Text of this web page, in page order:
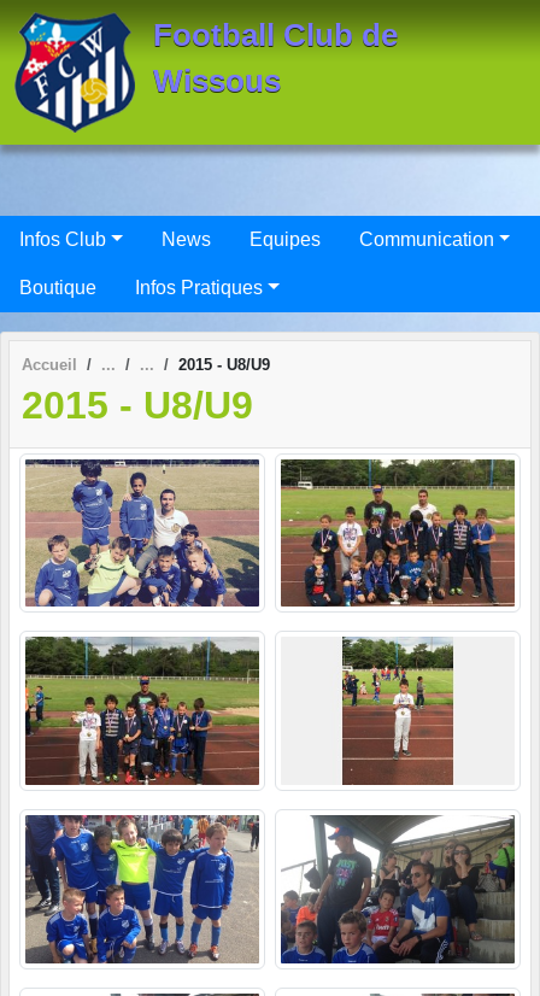
Football Club de
Wissous
Infos Club News Equipes Communication
Boutique Infos Pratiques
Accueil 2015 - U8/U9
2015 - U8/U9
Panneau de gestion des cookies